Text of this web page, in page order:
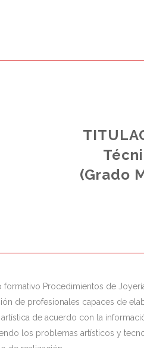
(Grado
formativo Procedimientos de
de profesionales capaces de
de acuerdo con la
los problemas artísticos y